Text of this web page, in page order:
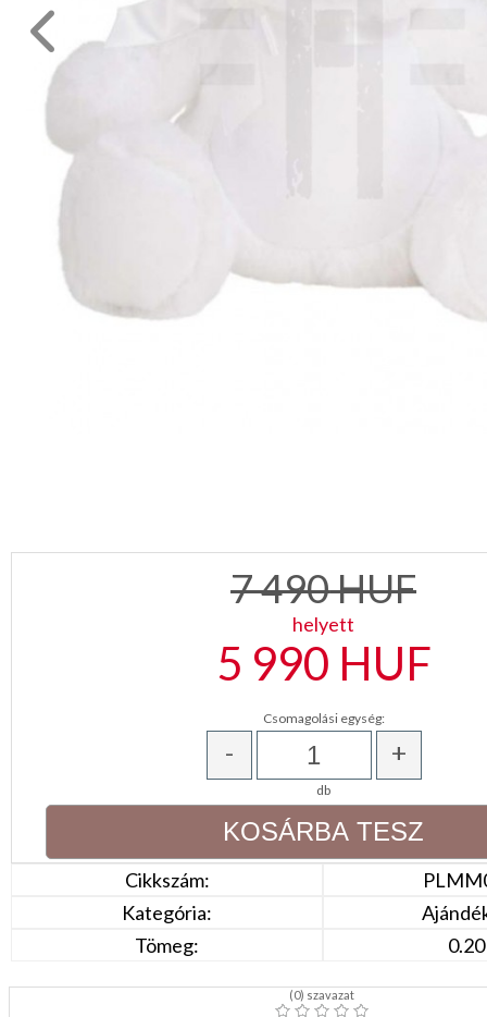
Környezettudatos
termékek
7 490HUF
helyett
5 990 HUF
Csomagolási egység:
- +
db
Cikkszám:
Kategória:
Tömeg:
(0) szavazat